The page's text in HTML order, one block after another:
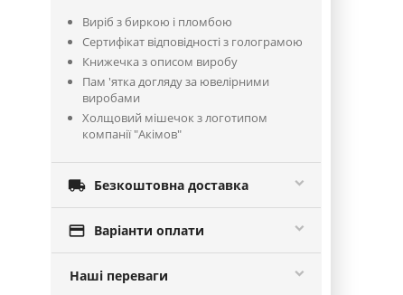
Виріб з биркою і пломбою
Сертифікат відповідності з голограмою
Книжечка з описом виробу
Пам 'ятка догляду за ювелірними
виробами
Холщовий мішечок з логотипом
компанії "Акімов"
 Безкоштовна доставка
 Варіанти оплати
Наші переваги